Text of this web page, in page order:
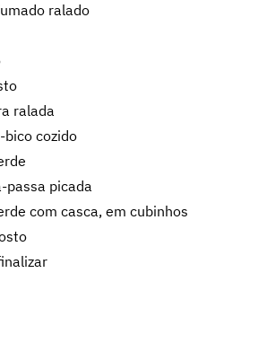
ralado
ralada
bico cozido
picada
com casca, em cubinhos